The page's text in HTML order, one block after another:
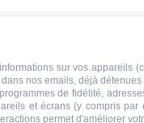
sur vos appareils
nos emails, déjà
de fidélité,
et écrans (y compris
permet d'améliorer